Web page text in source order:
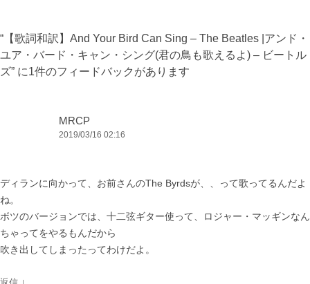
ョ
“ 【歌詞和訳】And Your Bird Can Sing – The Beatles |アンド・
ユア・バード・キャン・シング(君の鳥も歌えるよ) – ビートル
ズ” に1件のフィードバックがあります
MRCP
2019/03/16 02:16
ディランに向かって、お前さんのThe Byrdsが、、って歌ってるんだよ
ね。
ボツのバージョンでは、十二弦ギター使って、ロジャー・マッギンなん
ちゃってをやるもんだから
吹き出してしまったってわけだよ。